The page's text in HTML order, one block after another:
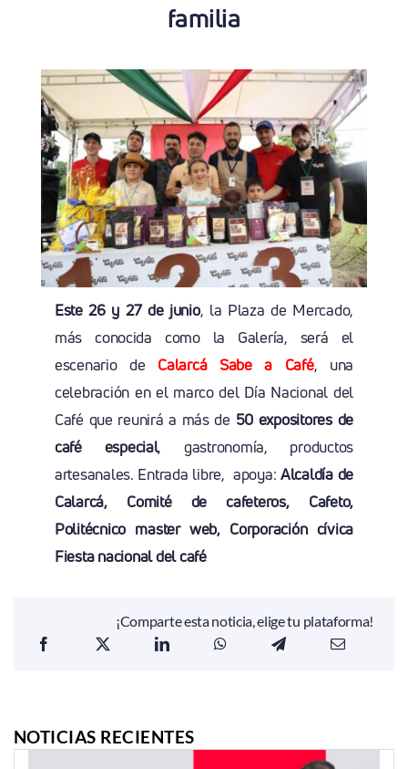
familia
Este 26 y 27 de junio, la Plaza de Mercado,
más conocida como la Galería, será el
escenario de Calarcá Sabe a Café, una
celebración en el marco del Día Nacional del
Café que reunirá a más de 50 expositores de
café especial, gastronomía, productos
artesanales. Entrada libre, apoya: Alcaldía de
Calarcá, Comité de cafeteros, Cafeto,
Politécnico master web, Corporación cívica
Fiesta nacional del café
¡Comparte esta noticia, elige tu plataforma!
NOTICIAS RECIENTES